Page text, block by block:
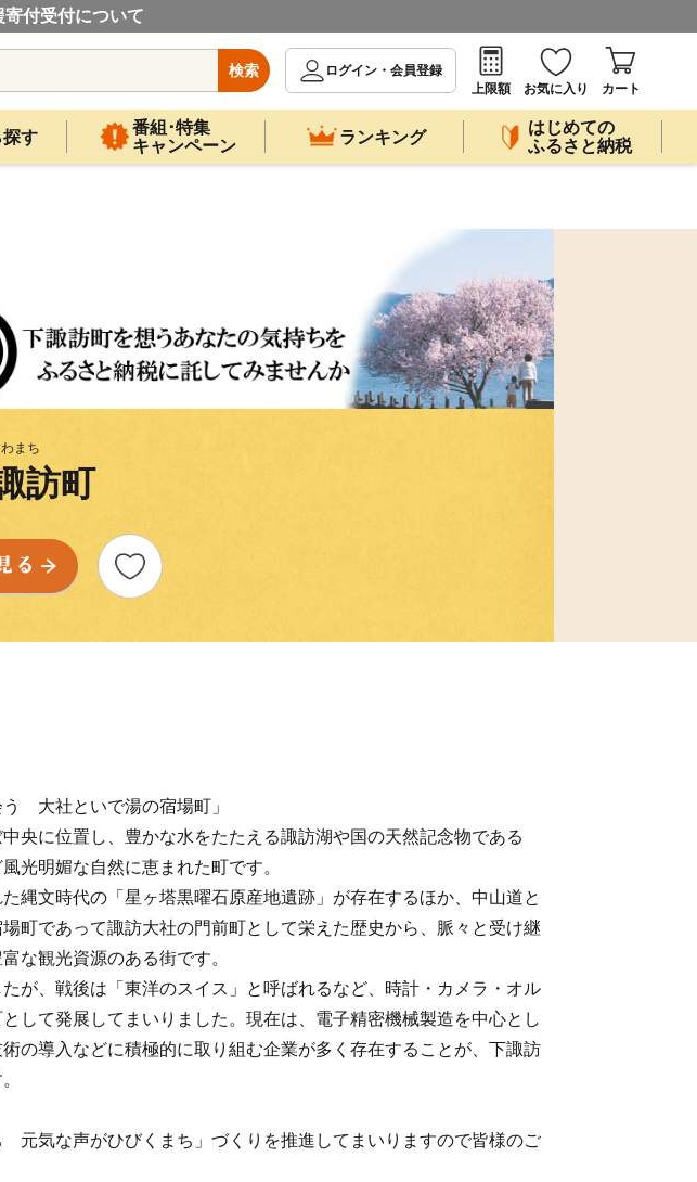
付受付について
検索
ログイン・会員登録
上限額
お気に入り カート
探す
番組･特集
キャンペーン
ランキング
はじめての
ふるさと納税
まち
訪町
う 大社といで湯の宿場町」
央に位置し、豊かな水をたたえる諏訪湖や国の天然記念物である
光明媚な自然に恵まれた町です。
縄文時代の「星ヶ塔黒曜石原産地遺跡」が存在するほか、中山道と
町であって諏訪大社の門前町として栄えた歴史から、脈々と受け継
な観光資源のある街です。
が、戦後は「東洋のスイス」と呼ばれるなど、時計・カメラ・オル
して発展してまいりました。現在は、電子精密機械製造を中心とし
の導入などに積極的に取り組む企業が多く存在することが、下諏訪
元気な声がひびくまち」づくりを推進してまいりますので皆様のご